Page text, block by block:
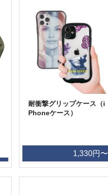
耐衝撃グリップケース（i
Phoneケース）
1,330円〜